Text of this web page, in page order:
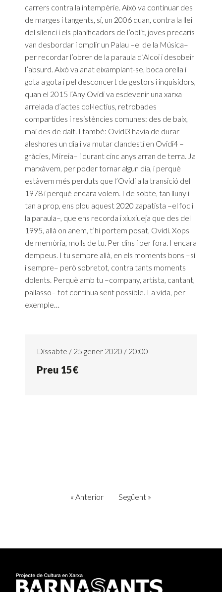
carrers contra la intempèrie. Això va continuar des
de marges i tangents, sí, un 2006 quan, contra la llei
del silenci i els planificadors de l’oblit, joves precaris
van desbordar i omplir un Palau –el de la Música–
per recordar l’obrer de la paraula d’Alcoi i desobeir
l’absurd. Això va anat eixamplant-se, boca orella i
gota a gota i pel desconcert de gestors i inquisidors,
quan el 2015 l’Any Ovidi va esdevenir una xarxa
arrelada d’actes col·lectius, retrobades
compartides i resistències comunes: des de baix,
mai des de dalt. I també: Ovidi3 havia de durar
aleshores un dia i va mutar clandestí en Ovidi4 –
gràcies, Mireia– i durant cinc anys arran de terra. Ja
marxàvem, per poder tornar algun dia, i perquè
estàvem més perduts que l’Ovidi a la transició del
1978 i perquè encara volem. I de sobte, tan lluny i
tan a prop, ens plou aquest 2020 zapatista –el foc i
la paraula–, que ens recorda i xiuxiueja que des del
1995, allà on anem, t’hi portem posat, Ovidi. Xops
de memòria, molls de tu. Per dins i per fora. I encara
dempeus. I tu sempre allà, en els moments bons –sí
i sempre– però sobretot, contra tants moments
dolents. Perquè amb tu –company, artista, cantant,
pallasso– tot continua sent possible. La vida, per
exemple…
Dissabte / 25 gener 2020 / 20:00
Preu 15€
« Anterior Següent »